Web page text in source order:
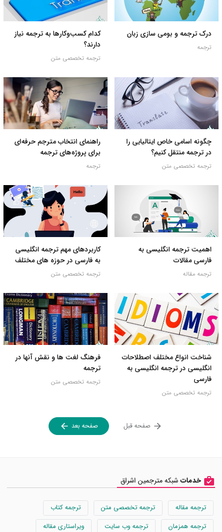
درک ترجمه و بومی سازی زبان
ترجمه
کدام‌ کسب‌وکارها به ترجمه نیاز
دارند؟
ترجمه تخصصی متن
چگونه اسامی خاص ایتالیایی را
در ترجمه منتقل کنیم؟
ترجمه تخصصی متن
راهنمای انتخاب مترجم حرفه‌ای
برای پروژه‌های ترجمه
ترجمه
اهمیت ترجمه انگلیسی به
فارسی مقالات
ترجمه مقاله
کاربردهای مهم ترجمه انگلیسی
به فارسی در حوزه های مختلف
ترجمه تخصصی متن
شناخت انواع مختلف اصطلاحات
انگلیسی در ترجمه انگلیسی به
فارسی
ترجمه تخصصی متن
فرهنگ لغت ها و نقش آنها در
ترجمه
ترجمه تخصصی متن
صفحه قبل صفحه بعد
خدمات شبکه مترجمین اشراق
ترجمه مقاله ترجمه تخصصی متن
ترجمه کتاب
ترجمه همزمان
ترجمه وب سایت
ویراستاری مقاله